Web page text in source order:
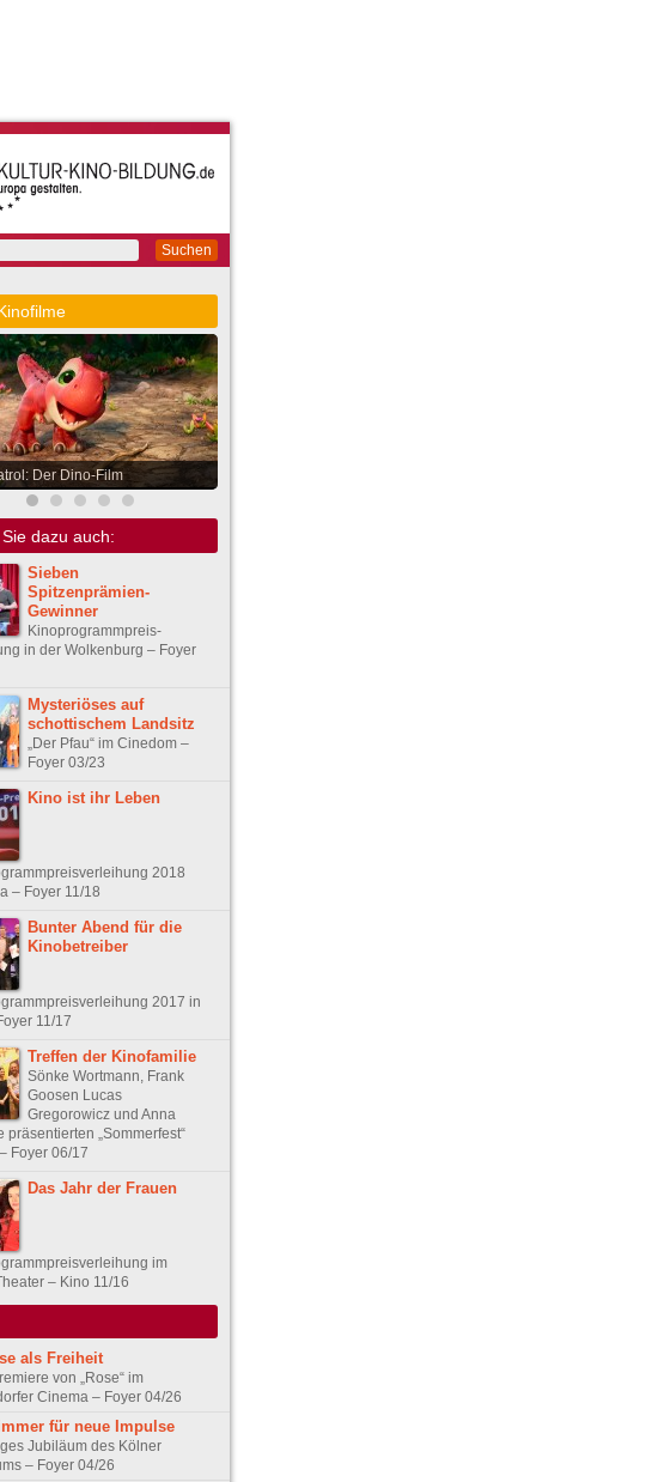
Suchen
Der Dino-Film
dazu auch:
Sieben
Spitzenprämien-
Gewinner
Kinoprogrammpreis-
in der Wolkenburg – Foyer
Mysteriöses auf
schottischem Landsitz
„Der Pfau“ im Cinedom –
Foyer 03/23
Kino ist ihr Leben
2018
– Foyer 11/18
Bunter Abend für die
Kinobetreiber
2017 in
11/17
Treffen der Kinofamilie
Sönke Wortmann, Frank
Goosen Lucas
Gregorowicz und Anna
präsentierten „Sommerfest“
Foyer 06/17
Das Jahr der Frauen
im
– Kino 11/16
als Freiheit
von „Rose“ im
Cinema – Foyer 04/26
für neue Impulse
Jubiläum des Kölner
– Foyer 04/26